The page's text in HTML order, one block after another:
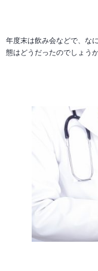
年度末は飲み会などで、な
態はどうだったのでしょうか